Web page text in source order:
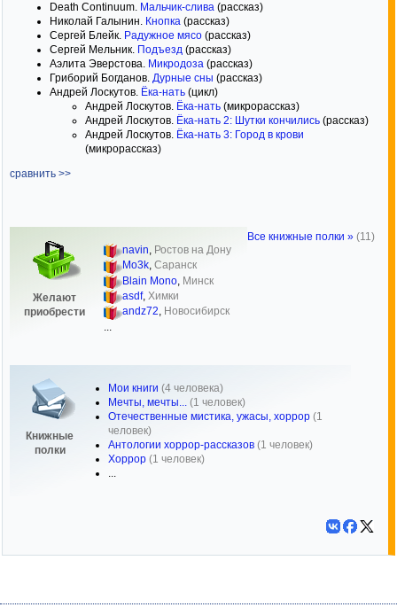
Death Continuum. Мальчик-слива (рассказ)
Николай Галынин. Кнопка (рассказ)
Сергей Блейк. Радужное мясо (рассказ)
Сергей Мельник. Подъезд (рассказ)
Аэлита Эверстова. Микродоза (рассказ)
Гриборий Богданов. Дурные сны (рассказ)
Андрей Лоскутов. Ёка-нать (цикл)
Андрей Лоскутов. Ëка-нать (микрорассказ)
Андрей Лоскутов. Ёка-нать 2: Шутки кончились (рассказ)
Андрей Лоскутов. Ёка-нать 3: Город в крови
(микрорассказ)
сравнить >>
Желают
приобрести
navin, Ростов на Дону
Mo3k, Саранск
Blain Mono Минск
asdf, Химки
andz72, Новосибирск
Книжные
полки
Мои книги (4 человека)
Мечты, мечты... (1 человек)
Отечественные мистика, ужасы, хоррор (1
человек)
Антологии хоррор-рассказов (1 человек)
Хоррор (1 человек)
...
Все книжные полки » (11)